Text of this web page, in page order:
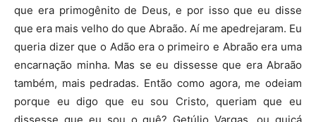
que era primogênito de Deus, e por isso que eu disse
que era mais velho do que Abraão. Aí me apedrejaram. Eu
queria dizer que o Adão era o primeiro e Abraão era uma
encarnação minha. Mas se eu dissesse que era Abraão
também, mais pedradas. Então como agora, me odeiam
porque eu digo que eu sou Cristo, queriam que eu